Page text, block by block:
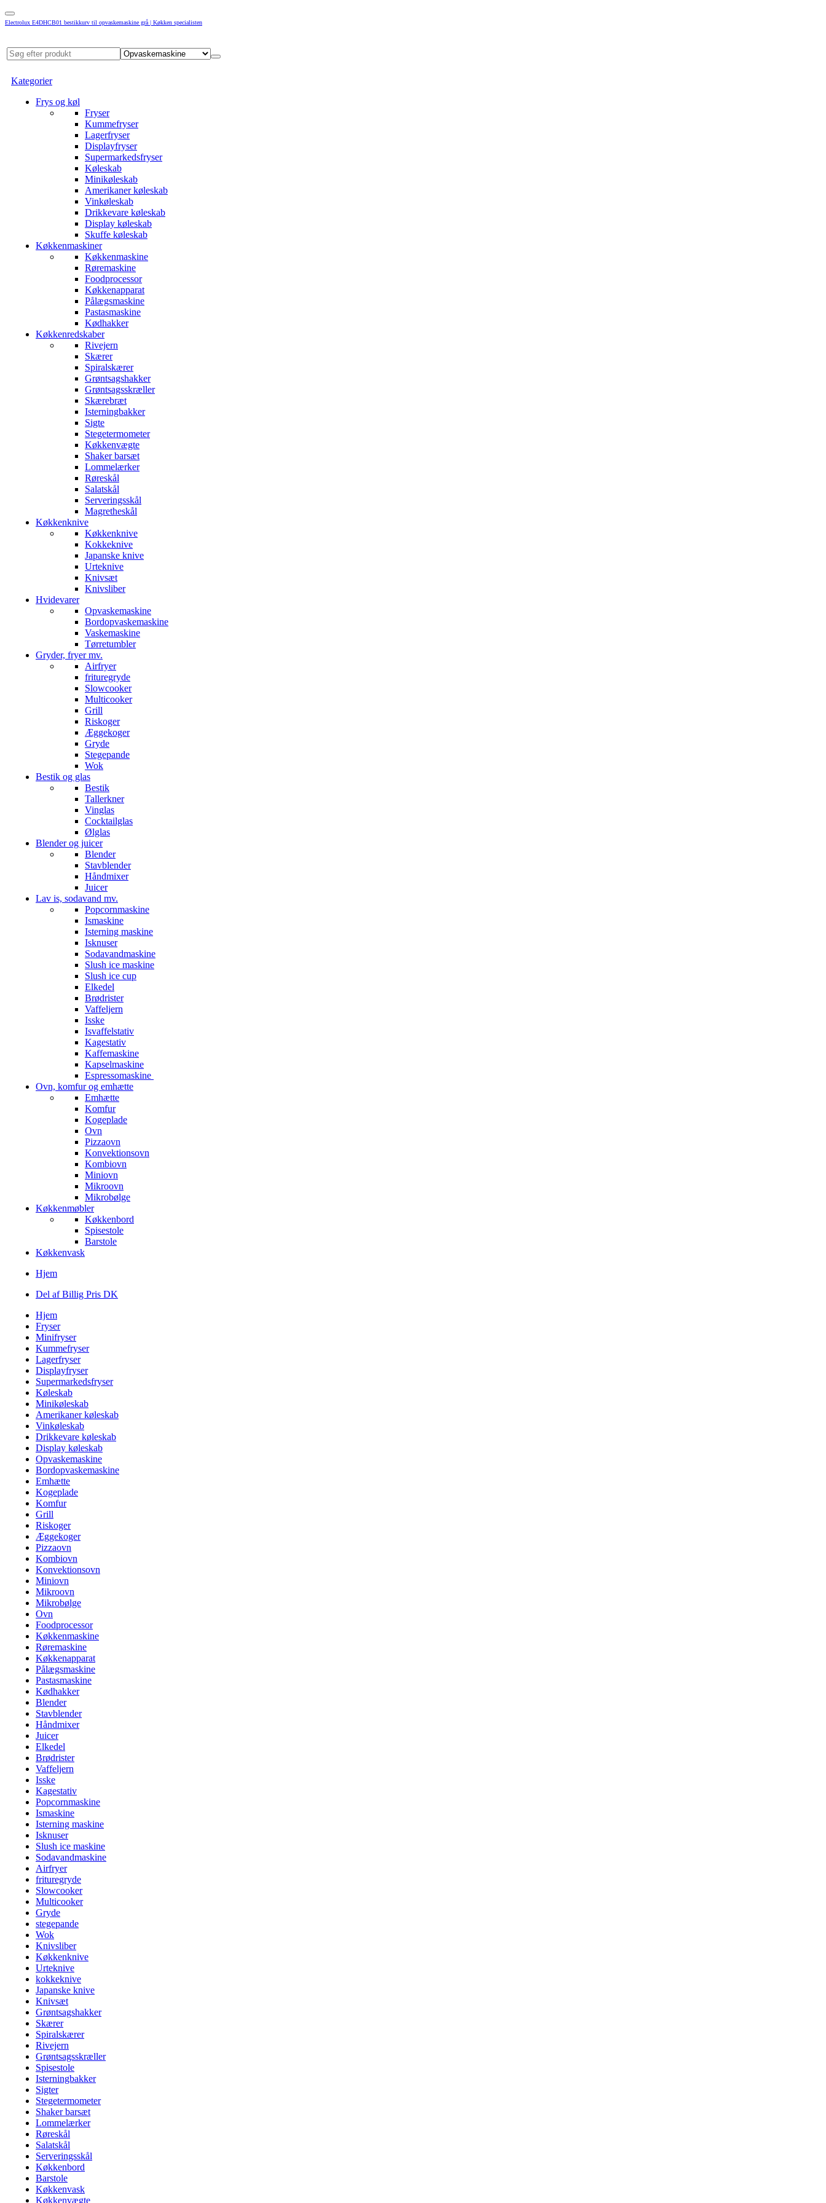
Electrolux E4DHCB01 bestikkurv til opvaskemaskine grå | Køkken specialisten
Kategorier
Frys og køl
Fryser
Kummefryser
Lagerfryser
Displayfryser
Supermarkedsfryser
Køleskab
Minikøleskab
Amerikaner køleskab
Vinkøleskab
Drikkevare køleskab
Display køleskab
Skuffe køleskab
Køkkenmaskiner
Køkkenmaskine
Røremaskine
Foodprocessor
Køkkenapparat
Pålægsmaskine
Pastasmaskine
Kødhakker
Køkkenredskaber
Rivejern
Skærer
Spiralskærer
Grøntsagshakker
Grøntsagsskræller
Skærebræt
Isterningbakker
Sigte
Stegetermometer
Køkkenvægte
Shaker barsæt
Lommelærker
Røreskål
Salatskål
Serveringsskål
Magretheskål
Køkkenknive
Køkkenknive
Kokkeknive
Japanske knive
Urteknive
Knivsæt
Knivsliber
Hvidevarer
Opvaskemaskine
Bordopvaskemaskine
Vaskemaskine
Tørretumbler
Gryder, fryer mv.
Airfryer
frituregryde
Slowcooker
Multicooker
Grill
Riskoger
Æggekoger
Gryde
Stegepande
Wok
Bestik og glas
Bestik
Tallerkner
Vinglas
Cocktailglas
Ølglas
Blender og juicer
Blender
Stavblender
Håndmixer
Juicer
Lav is, sodavand mv.
Popcornmaskine
Ismaskine
Isterning maskine
Isknuser
Sodavandmaskine
Slush ice maskine
Slush ice cup
Elkedel
Brødrister
Vaffeljern
Isske
Isvaffelstativ
Kagestativ
Kaffemaskine
Kapselmaskine
Espressomaskine
Ovn, komfur og emhætte
Emhætte
Komfur
Kogeplade
Ovn
Pizzaovn
Konvektionsovn
Kombiovn
Miniovn
Mikroovn
Mikrobølge
Køkkenmøbler
Køkkenbord
Spisestole
Barstole
Køkkenvask
Hjem
Del af Billig Pris DK
Hjem
Fryser
Minifryser
Kummefryser
Lagerfryser
Displayfryser
Supermarkedsfryser
Køleskab
Minikøleskab
Amerikaner køleskab
Vinkøleskab
Drikkevare køleskab
Display køleskab
Opvaskemaskine
Bordopvaskemaskine
Emhætte
Kogeplade
Komfur
Grill
Riskoger
Æggekoger
Pizzaovn
Kombiovn
Konvektionsovn
Miniovn
Mikroovn
Mikrobølge
Ovn
Foodprocessor
Køkkenmaskine
Røremaskine
Køkkenapparat
Pålægsmaskine
Pastasmaskine
Kødhakker
Blender
Stavblender
Håndmixer
Juicer
Elkedel
Brødrister
Vaffeljern
Isske
Kagestativ
Popcornmaskine
Ismaskine
Isterning maskine
Isknuser
Slush ice maskine
Sodavandmaskine
Airfryer
frituregryde
Slowcooker
Multicooker
Gryde
stegepande
Wok
Knivsliber
Køkkenknive
Urteknive
kokkeknive
Japanske knive
Knivsæt
Grøntsagshakker
Skærer
Spiralskærer
Rivejern
Grøntsagsskræller
Spisestole
Isterningbakker
Sigter
Stegetermometer
Shaker barsæt
Lommelærker
Røreskål
Salatskål
Serveringsskål
Køkkenbord
Barstole
Køkkenvask
Køkkenvægte